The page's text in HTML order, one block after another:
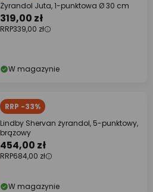
Żyrandol Juta, 1-punktowa Ø 30 cm
319,00 zł
RRP339,00 zł
W magazynie
RRP -33%
Lindby Shervan żyrandol, 5-punktowy,
brązowy
454,00 zł
RRP684,00 zł
W magazynie